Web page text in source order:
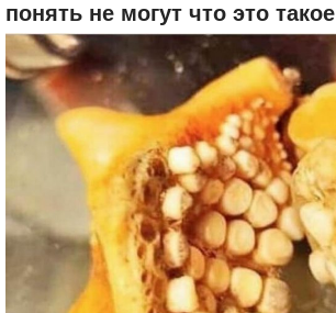
понять не могут что это такое